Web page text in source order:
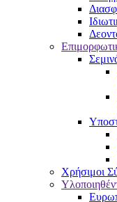
Χρήσιμοι